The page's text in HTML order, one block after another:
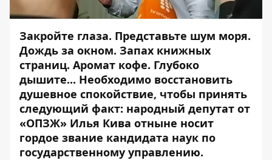
Закройте глаза. Представьте шум моря.
Дождь за окном. Запах книжных
страниц. Аромат кофе. Глубоко
дышите... Необходимо восстановить
душевное спокойствие, чтобы принять
следующий факт: народный депутат от
«ОПЗЖ» Илья Кива отныне носит
гордое звание кандидата наук по
государственному управлению.